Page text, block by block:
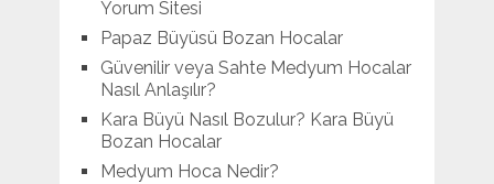
Yorum Sitesi
Papaz Büyüsü Bozan Hocalar
Güvenilir veya Sahte Medyum Hocalar
Nasıl Anlaşılır?
Kara Büyü Nasıl Bozulur? Kara Büyü
Bozan Hocalar
Medyum Hoca Nedir?